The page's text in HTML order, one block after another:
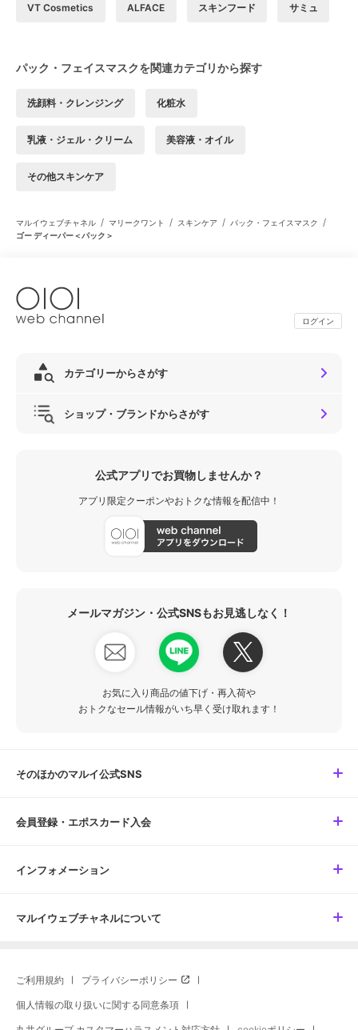
VT Cosmetics ALFACE スキンフード サミュ
パック・フェイスマスクを関連カテゴリから探す
洗顔料・クレンジング 化粧水
乳液・ジェル・クリーム 美容液・オイル
その他スキンケア
マルイウェブチャネル / マリークワント / スキンケア / パック・フェイスマスク /
ゴー ディーパー＜パック＞
ログイン
カテゴリーからさがす
ショップ・ブランドからさがす
公式アプリでお買物しませんか？
アプリ限定クーポンやおトクな情報を配信中！
メールマガジン・公式SNSもお見逃しなく！
お気に入り商品の値下げ・再入荷や
おトクなセール情報がいち早く受け取れます！
そのほかのマルイ公式SNS
会員登録・エポスカード入会
インフォメーション
マルイウェブチャネルについて
ご利用規約 プライバシーポリシー
個人情報の取り扱いに関する同意条項